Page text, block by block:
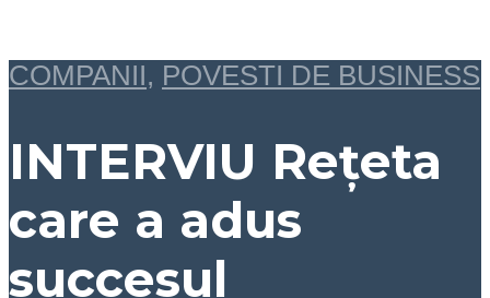
COMPANII, POVESTI DE BUSINESS
INTERVIU Rețeta
care a adus
succesul